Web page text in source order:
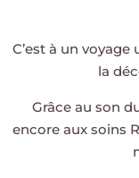
C’est à un
la
Grâce au son
encore aux soins